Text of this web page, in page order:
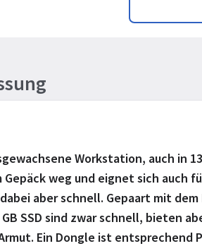
Workstation, auch in
weg und eignet sich auch
aber schnell. Gepaart mit
SSD sind zwar schnell, bieten
Ein Dongle ist entsprechend